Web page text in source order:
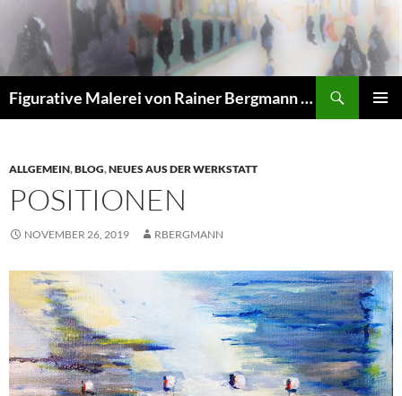
Inhalt
springen
Figurative Malerei von Rainer Bergmann M.A.
ALLGEMEIN,BLOG,NEUES AUS DER WERKSTATT
POSITIONEN
NOVEMBER 26, 2019 RBERGMANN